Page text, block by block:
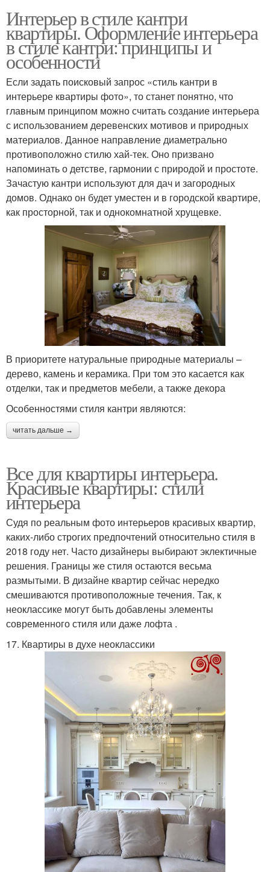
Интерьер в стиле кантри
квартиры. Оформление интерьера
в стиле кантри: принципы и
особенности
Если задать поисковый запрос «стиль кантри в
интерьере квартиры фото», то станет понятно, что
главным принципом можно считать создание интерьера
с использованием деревенских мотивов и природных
материалов. Данное направление диаметрально
противоположно стилю хай-тек. Оно призвано
напоминать о детстве, гармонии с природой и простоте.
Зачастую кантри используют для дач и загородных
домов. Однако он будет уместен и в городской квартире,
как просторной, так и однокомнатной хрущевке.
В приоритете натуральные природные материалы –
дерево, камень и керамика. При том это касается как
отделки, так и предметов мебели, а также декора
Особенностями стиля кантри являются:
читать дальше →
Все для квартиры интерьера.
Красивые квартиры: стили
интерьера
Судя по реальным фото интерьеров красивых квартир,
каких-либо строгих предпочтений относительно стиля в
2018 году нет. Часто дизайнеры выбирают эклектичные
решения. Границы же стиля остаются весьма
размытыми. В дизайне квартир сейчас нередко
смешиваются противоположные течения. Так, к
неоклассике могут быть добавлены элементы
современного стиля или даже лофта .
17. Квартиры в духе неоклассики